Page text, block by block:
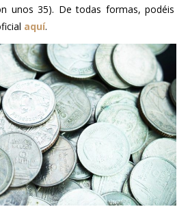
unos 35). De todas formas, podéis
aquí.